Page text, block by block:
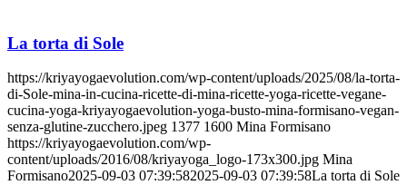
La torta di Sole
https://kriyayogaevolution.com/wp-content/uploads/2025/08/la-torta-
di-Sole-mina-in-cucina-ricette-di-mina-ricette-yoga-ricette-vegane-
cucina-yoga-kriyayogaevolution-yoga-busto-mina-formisano-vegan-
senza-glutine-zucchero.jpeg 1377 1600 Mina Formisano
https://kriyayogaevolution.com/wp-
content/uploads/2016/08/kriyayoga_logo-173x300.jpg Mina
Formisano2025-09-03 07:39:582025-09-03 07:39:58La torta di Sole